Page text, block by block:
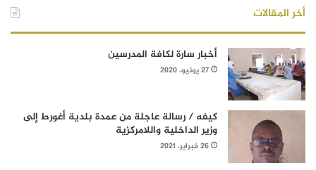
أخر المقالات
أخبار سارة لكافة المدرسين
27 يونيو، 2020
كيفه / رسالة عاجلة من عمدة بلدية أغورط إلى
وزير الداخلية واللامركزية
26 فبراير، 2021